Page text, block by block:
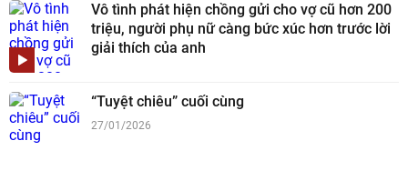
Vô tình phát hiện chồng gửi cho vợ cũ hơn 200
triệu, người phụ nữ càng bức xúc hơn trước lời
giải thích của anh
“Tuyệt chiêu” cuối cùng
27/01/2026